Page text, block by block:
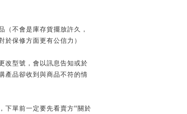
（不會是庫存貨擺放許久，
於保修方面更有公信力）
改型號，會以訊息告知或於
產品卻收到與商品不符的情
下單前一定要先看賣方" 關於